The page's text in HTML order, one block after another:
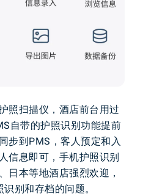
照扫描仪 ， 酒店前台用过
S自带的护照识别功能提前
同步到PMS ， 客人预定和入
信息即可 ， 手机护照识别
、 日本等地酒店强烈欢迎 ，
识别和存档的问题。